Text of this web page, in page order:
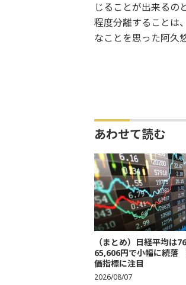
じることが出来るの
程度分離することは
なことを思った阿久
あわせて読む
（まとめ）日経平均は
65,606円で小幅に続落
価指標に注目
2026/08/07